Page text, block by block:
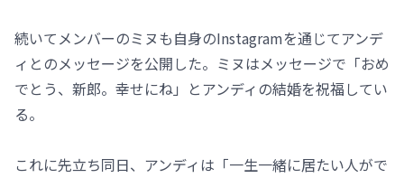
続いてメンバーのミヌも自身のInstagramを通じてアンデ
ィとのメッセージを公開した。ミヌはメッセージで「おめ
でとう、新郎。幸せにね」とアンディの結婚を祝福してい
る。
これに先立ち同日、アンディは「一生一緒に居たい人がで